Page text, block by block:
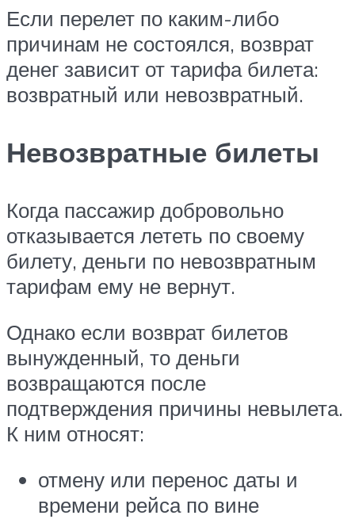
Если перелет по каким-либо
причинам не состоялся, возврат
денег зависит от тарифа билета:
возвратный или невозвратный.
Невозвратные билеты
Когда пассажир добровольно
отказывается лететь по своему
билету, деньги по невозвратным
тарифам ему не вернут.
Однако если возврат билетов
вынужденный, то деньги
возвращаются после
подтверждения причины невылета.
К ним относят:
отмену или перенос даты и
времени рейса по вине